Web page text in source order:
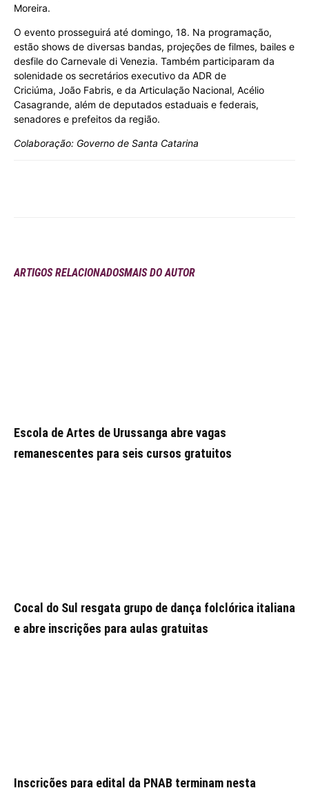
Moreira.
O evento prosseguirá até domingo, 18. Na programação,
estão shows de diversas bandas, projeções de filmes, bailes e
desfile do Carnevale di Venezia. Também participaram da
solenidade os secretários executivo da ADR de
Criciúma, João Fabris, e da Articulação Nacional, Acélio
Casagrande, além de deputados estaduais e federais,
senadores e prefeitos da região.
Colaboração: Governo de Santa Catarina
ARTIGOS RELACIONADOSMAIS DO AUTOR
Escola de Artes de Urussanga abre vagas
remanescentes para seis cursos gratuitos
Cocal do Sul resgata grupo de dança folclórica italiana
e abre inscrições para aulas gratuitas
Inscrições para edital da PNAB terminam nesta